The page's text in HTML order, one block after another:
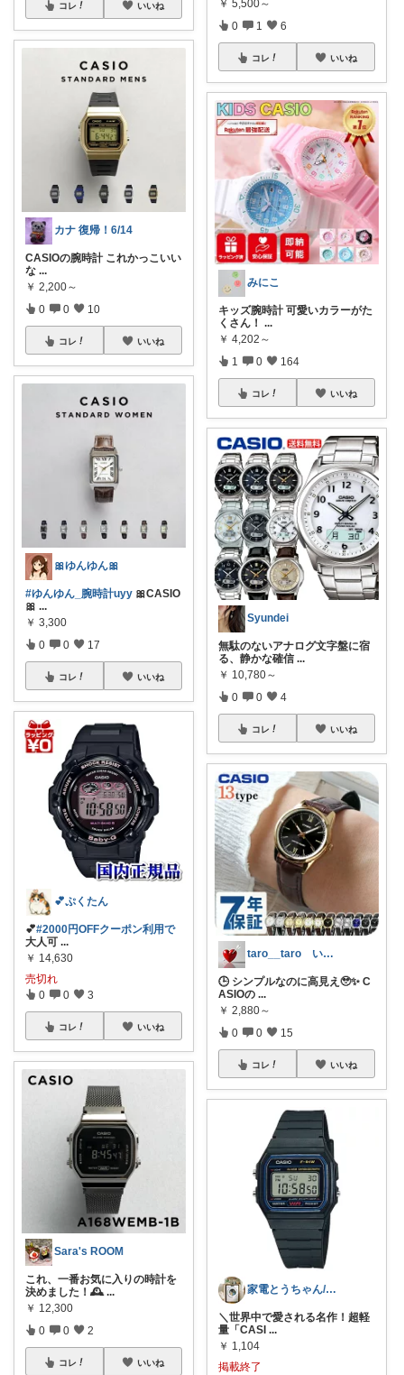
コレ いいね
カナ 復帰！6/14
CASIOの腕時計 これかっこいい
な ...
￥ 2,200～
0 0 10
コレ いいね
🎀ゆんゆん🎀
#ゆんゆん_腕時計uyy 🎀CASIO
🎀 ...
￥ 3,300
0 0 17
コレ いいね
💕ぷくたん
💕#2000円OFFクーポン利用で
大人可 ...
￥ 14,630
売切れ
0 0 3
コレ いいね
Sara's ROOM
これ、一番お気に入りの時計を
決めました！🕰 ...
￥ 12,300
0 0 2
コレ いいね
￥ 5,500～
0 1 6
コレ いいね
みにこ
キッズ腕時計 可愛いカラーがた
くさん！ ...
￥ 4,202～
1 0 164
コレ いいね
Syundei
無駄のないアナログ文字盤に宿
る、静かな確信 ...
￥ 10,780～
0 0 4
コレ いいね
taro__taro いらっしゃませ🎶
🕒 シンプルなのに高見え🥹✨ C
ASIOの ...
￥ 2,880～
0 0 15
コレ いいね
家電とうちゃん/2児のパパ✨️購入感謝！
​＼世界中で愛される名作！超軽
量「CASI ...
￥ 1,104
掲載終了